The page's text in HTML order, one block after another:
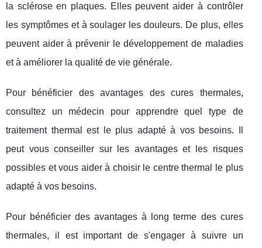
la sclérose en plaques. Elles peuvent aider à contrôler
les symptômes et à soulager les douleurs. De plus, elles
peuvent aider à prévenir le développement de maladies
et à améliorer la qualité de vie générale.
Pour bénéficier des avantages des cures thermales,
consultez un médecin pour apprendre quel type de
traitement thermal est le plus adapté à vos besoins. Il
peut vous conseiller sur les avantages et les risques
possibles et vous aider à choisir le centre thermal le plus
adapté à vos besoins.
Pour bénéficier des avantages à long terme des cures
thermales, il est important de s'engager à suivre un